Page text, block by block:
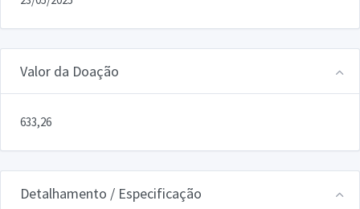
Valor da Doação
633,26
Detalhamento / Especificação